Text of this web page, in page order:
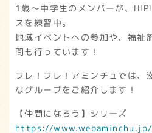
1歳～中学生のメンバーが、
スを練習中。
地域イベントへの参加や、福祉
問も行っています！
フレ！フレ！アミンチュでは、
なグループをご紹介します！
【仲間になろう】シリーズ
https://